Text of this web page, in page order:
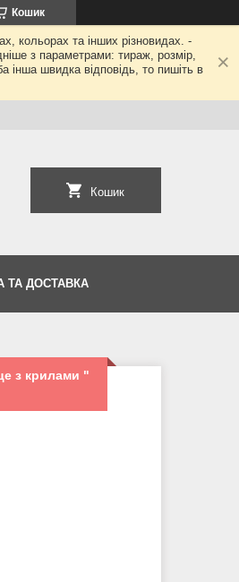
Кошик
кольорах та інших різновидах. -
з параметрами: тираж, розмір,
швидка відповідь, то пишіть в
Кошик
ТА ДОСТАВКА
з крилами "